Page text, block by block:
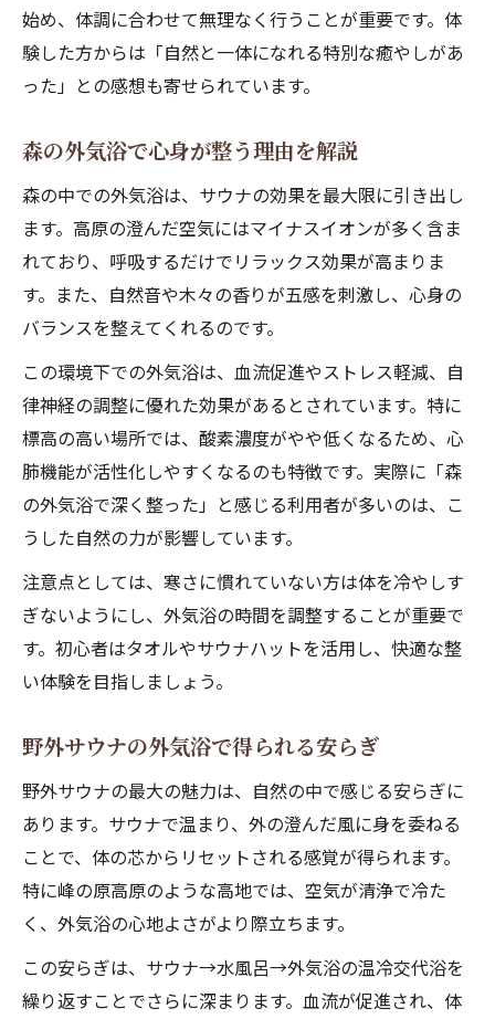
始め、体調に合わせて無理なく行うことが重要です。体
験した方からは「自然と一体になれる特別な癒やしがあ
った」との感想も寄せられています。
森の外気浴で心身が整う理由を解説
森の中での外気浴は、サウナの効果を最大限に引き出し
ます。高原の澄んだ空気にはマイナスイオンが多く含ま
れており、呼吸するだけでリラックス効果が高まりま
す。また、自然音や木々の香りが五感を刺激し、心身の
バランスを整えてくれるのです。
この環境下での外気浴は、血流促進やストレス軽減、自
律神経の調整に優れた効果があるとされています。特に
標高の高い場所では、酸素濃度がやや低くなるため、心
肺機能が活性化しやすくなるのも特徴です。実際に「森
の外気浴で深く整った」と感じる利用者が多いのは、こ
うした自然の力が影響しています。
注意点としては、寒さに慣れていない方は体を冷やしす
ぎないようにし、外気浴の時間を調整することが重要で
す。初心者はタオルやサウナハットを活用し、快適な整
い体験を目指しましょう。
野外サウナの外気浴で得られる安らぎ
野外サウナの最大の魅力は、自然の中で感じる安らぎに
あります。サウナで温まり、外の澄んだ風に身を委ねる
ことで、体の芯からリセットされる感覚が得られます。
特に峰の原高原のような高地では、空気が清浄で冷た
く、外気浴の心地よさがより際立ちます。
この安らぎは、サウナ→水風呂→外気浴の温冷交代浴を
繰り返すことでさらに深まります。血流が促進され、体